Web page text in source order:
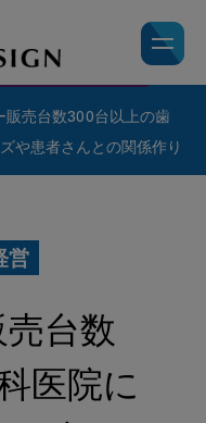
販売台数300台以上の歯
や患者さんとの関係作り
営
台数
医院に